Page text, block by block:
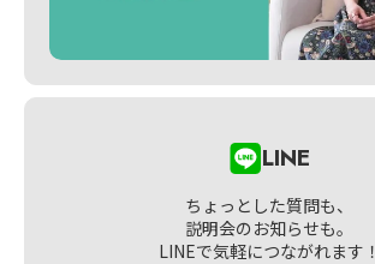
LINE
ちょっとした質問も、
説明会のお知らせも。
LINEで気軽につながれます！